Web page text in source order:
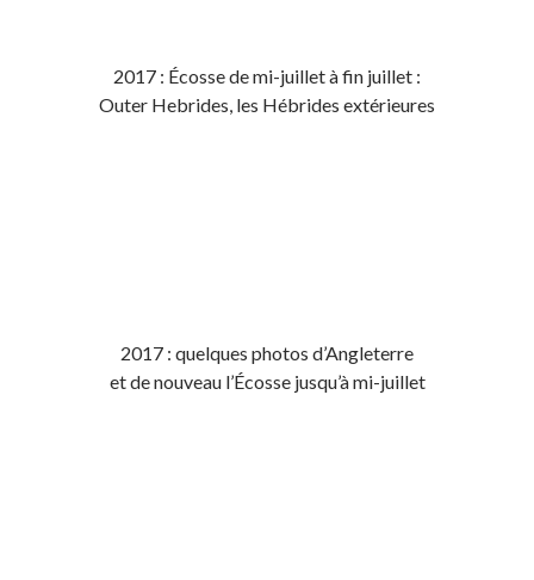
2017 : Écosse de mi-juillet à fin juillet :
Outer Hebrides, les Hébrides extérieures
2017 : quelques photos d’Angleterre
et de nouveau l’Écosse jusqu’à mi-juillet